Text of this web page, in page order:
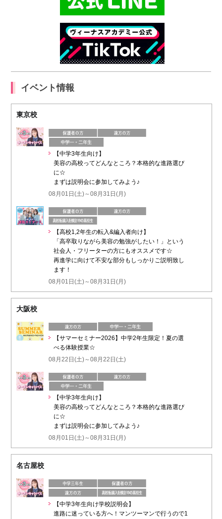
イベント情報
東京校
【中学3年生向け】
美容の高校ってどんなところ？本格的な進路選び
に☆
まずは説明会に参加してみよう♪
08月01日(土)～08月31日(月)
【高校1,2年生の転入&編入者向け】
「高卒取りながら美容の勉強がしたい！」という
社会人・フリーターの方にもオススメです☆
再進学に向けて不安な部分もしっかりご説明致し
ます！
08月01日(土)～08月31日(月)
大阪校
【サマーセミナー2026】中学2年生限定！夏の選
べる体験授業☆
08月22日(土)～08月22日(土)
【中学3年生向け】
美容の高校ってどんなところ？本格的な進路選び
に☆
まずは説明会に参加してみよう♪
08月01日(土)～08月31日(月)
名古屋校
【中学3年生向け学校説明会】
進路に迷っている方へ！マンツーマンで行うので1